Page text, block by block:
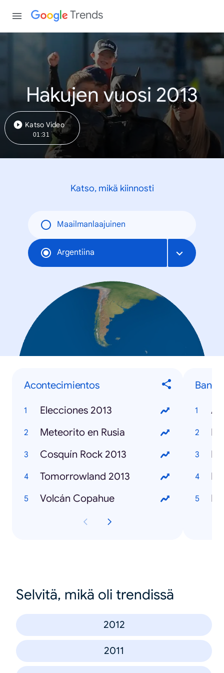
Trends
Hakujen vuosi 2013
Katso Video
01:31
Katso, mikä kiinnosti
Maailmanlaajuinen
Argentiina
Acontecimientos
Elecciones 2013
Meteorito en Rusia
Cosquín Rock 2013
Tomorrowland 2013
Volcán Copahue
Selvitä, mikä oli trendissä
2012
2011